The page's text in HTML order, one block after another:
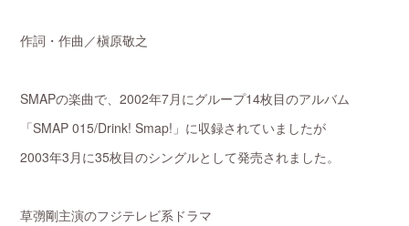
作詞・作曲／槇原敬之
SMAPの楽曲で、2002年7月にグループ14枚目のアルバム
「SMAP 015/Drink! Smap!」に収録されていましたが
2003年3月に35枚目のシングルとして発売されました。
草彅剛主演のフジテレビ系ドラマ